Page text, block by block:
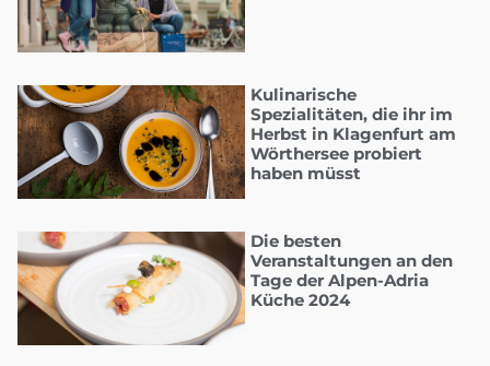
Kulinarische
Spezialitäten, die ihr im
Herbst in Klagenfurt am
Wörthersee probiert
haben müsst
Die besten
Veranstaltungen an den
Tage der Alpen-Adria
Küche 2024